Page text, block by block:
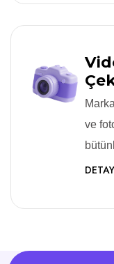
ve